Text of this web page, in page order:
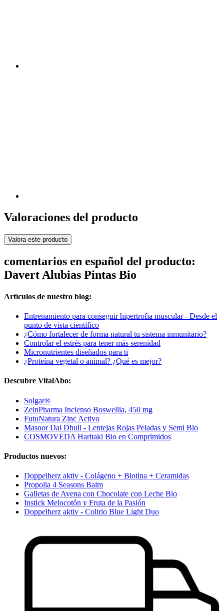
Valoraciones del producto
Valora este producto
comentarios en español del producto:
Davert Alubias Pintas Bio
Artículos de nuestro blog:
Entrenamiento para conseguir hipertrofia muscular - Desde el
punto de vista científico
¿Cómo fortalecer de forma natural tu sistema inmunitario?
Controlar el estrés para tener más serenidad
Micronutrientes diseñados para ti
¿Proteína vegetal o animal? ¿Qué es mejor?
Descubre VitalAbo:
Solgar®
ZeinPharma Incienso Boswellia, 450 mg
FutuNatura Zinc Activo
Masoor Dal Dhuli - Lentejas Rojas Peladas y Semi Bio
COSMOVEDA Haritaki Bio en Comprimidos
Productos nuevos:
Doppelherz aktiv - Colágeno + Biotina + Ceramidas
Propolia 4 Seasons Balm
Galletas de Avena con Chocolate con Leche Bio
Instick Melocotón y Fruta de la Pasión
Doppelherz aktiv - Colirio Blue Light Duo